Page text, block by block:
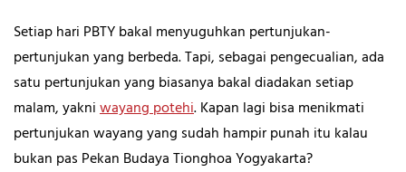
Setiap hari PBTY bakal menyuguhkan pertunjukan-
pertunjukan yang berbeda. Tapi, sebagai pengecualian, ada
satu pertunjukan yang biasanya bakal diadakan setiap
malam, yakniwayang potehi. Kapan lagi bisa menikmati
pertunjukan wayang yang sudah hampir punah itu kalau
bukan pas Pekan Budaya Tionghoa Yogyakarta?